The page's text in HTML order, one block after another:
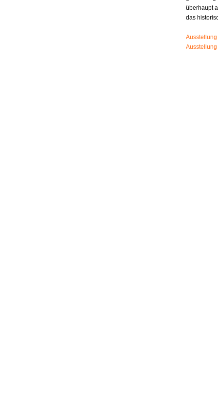
überhaupt
das